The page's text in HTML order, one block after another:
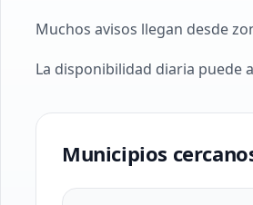
Muchos avisos llegan desde
La disponibilidad diaria puede
Municipios